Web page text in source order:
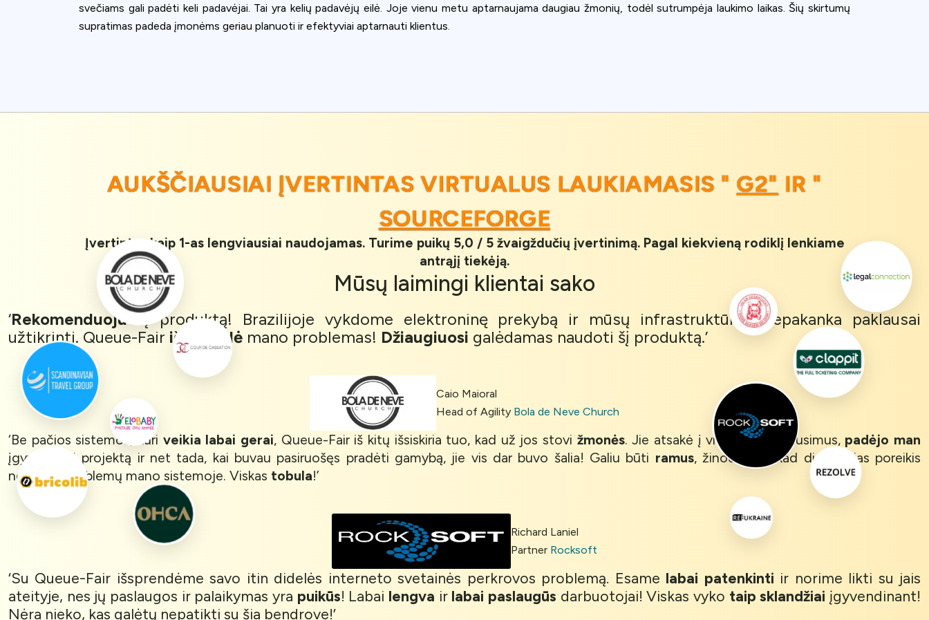
svečiams gali padėti keli padavėjai. Tai yra kelių padavėjų eilė. Joje vienu metu aptarnaujama daugiau žmonių, todėl sutrumpėja laukimo laikas. Šių skirtumų
supratimas padeda įmonėms geriau planuoti ir efektyviai aptarnauti klientus.
AUKŠČIAUSIAI ĮVERTINTAS VIRTUALUS LAUKIAMASIS "G2"IR "
SOURCEFORGE
Įvertintas kaip 1-as lengviausiai naudojamas. Turime puikų 5,0 / 5 žvaigždučių įvertinimą. Pagal kiekvieną rodiklį lenkiame
antrąjį tiekėją.
Mūsų laimingi klientai sako
‘Rekomenduojušį produktą! Brazilijoje vykdome elektroninę prekybą ir mūsų infrastruktūros nepakanka paklausai
užtikrinti. Queue-Fair išsprendė mano problemas! Džiaugiuosi galėdamas naudoti šį produktą.’
Caio Maioral
Head of Agility Bola de Neve Church
‘Be pačios sistemos, kuri veikia labai gerai, Queue-Fair iš kitų išsiskiria tuo, kad už jos stovi žmonės. Jie atsakė į visus mano klausimus, padėjo man
įgyvendinti projektą ir net tada, kai buvau pasiruošęs pradėti gamybą, jie vis dar buvo šalia! Galiu būti ramus, žinodamas, kad didžiausias poreikis
nebekels problemų mano sistemoje. Viskas tobula!’
Richard Laniel
Partner Rocksoft
‘Su Queue-Fair išsprendėme savo itin didelės interneto svetainės perkrovos problemą. Esame labai patenkinti ir norime likti su jais
ateityje, nes jų paslaugos ir palaikymas yra puikūs! Labai lengva ir labai paslaugūs darbuotojai! Viskas vyko taip sklandžiai įgyvendinant!
Nėra nieko, kas galėtų nepatikti su šia bendrove!’